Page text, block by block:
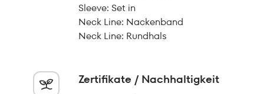
Sleeve: Set in
Neck Line: Nackenband
Neck Line: Rundhals
Zertifikate / Nachhaltigkeit